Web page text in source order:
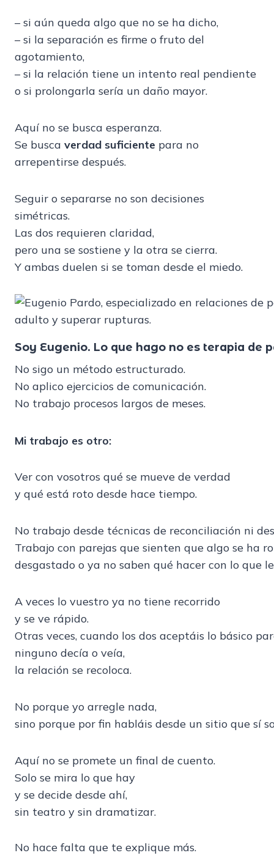
– si aún queda algo que no se ha dicho,
– si la separación es firme o fruto del
agotamiento,
– si la relación tiene un intento real pendiente
o si prolongarla sería un daño mayor.
Aquí no se busca esperanza.
Se busca verdad suficiente para no
arrepentirse después.
Seguir o separarse no son decisiones
simétricas.
Las dos requieren claridad,
pero una se sostiene y la otra se cierra.
Y ambas duelen si se toman desde el miedo.
Soy Eugenio. Lo que hago no es terapia de
No sigo un método estructurado.
No aplico ejercicios de comunicación.
No trabajo procesos largos de meses.
Mi trabajo es otro:
Ver con vosotros qué se mueve de verdad
y qué está roto desde hace tiempo.
No trabajo desde técnicas de reconciliación ni
Trabajo con parejas que sienten que algo se ha
desgastado o ya no saben qué hacer con lo que
A veces lo vuestro ya no tiene recorrido
y se ve rápido.
Otras veces, cuando los dos aceptáis lo básico
ninguno decía o veía,
la relación se recoloca.
No porque yo arregle nada,
sino porque por fin habláis desde un sitio que sí
Aquí no se promete un final de cuento.
Solo se mira lo que hay
y se decide desde ahí,
sin teatro y sin dramatizar.
No hace falta que te explique más.